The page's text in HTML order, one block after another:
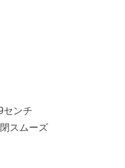
ンチ
スムーズ